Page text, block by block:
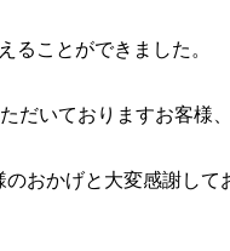
ことができました。
だいておりますお客様、
おかげと大変感謝して